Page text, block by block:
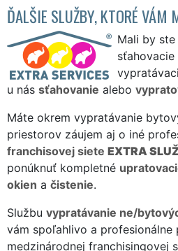
ĎALŠIE SLUŽBY, KTORÉ VÁM
Mali by
u nás sťahovanie alebo
Máte okrem vypratávanie
priestorov záujem aj o iné
franchisovej siete EXTRA
ponúknuť kompletné
okien a čistenie.
Službu vypratávanie ne/
vám spoľahlivo a profesionálne
medzinárodnej franchisingovej